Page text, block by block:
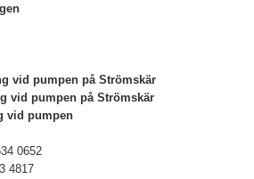
vid pumpen på Strömskär
vid pumpen på Strömskär
vid pumpen
0652
4817